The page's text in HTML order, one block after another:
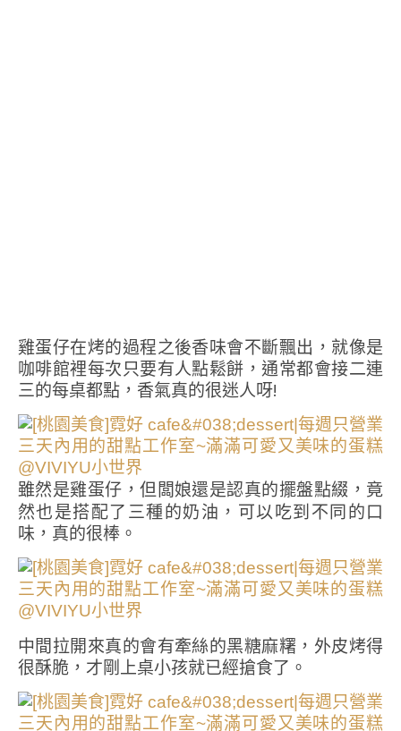
雞蛋仔在烤的過程之後香味會不斷飄出，就像是
咖啡館裡每次只要有人點鬆餅，通常都會接二連
三的每桌都點，香氣真的很迷人呀!
雖然是雞蛋仔，但闆娘還是認真的擺盤點綴，竟
然也是搭配了三種的奶油，可以吃到不同的口
味，真的很棒。
中間拉開來真的會有牽絲的黑糖麻糬，外皮烤得
很酥脆，才剛上桌小孩就已經搶食了。